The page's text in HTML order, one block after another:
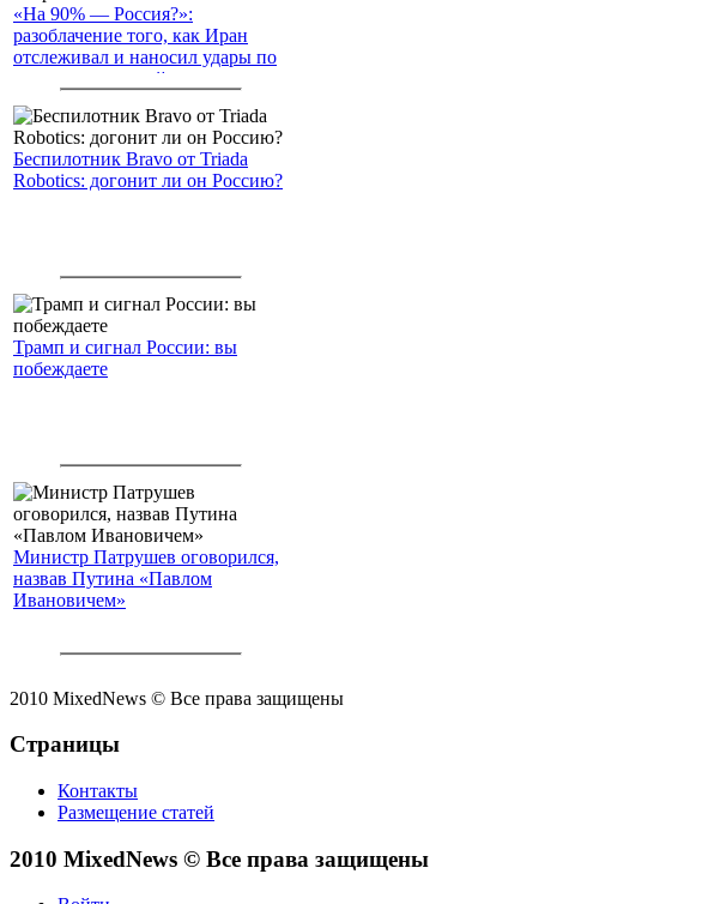
«На 90% — Россия?»:
разоблачение того, как Иран
отслеживал и наносил удары по
американским войскам
Беспилотник Bravo от Triada
Robotics: догонит ли он Россию?
Трамп и сигнал России: вы
побеждаете
Министр Патрушев оговорился,
назвав Путина «Павлом
Ивановичем»
2010 MixedNews © Все права защищены
Страницы
Контакты
Размещение статей
2010 MixedNews © Все права защищены